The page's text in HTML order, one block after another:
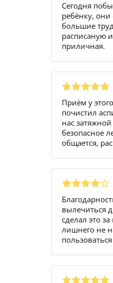
Сегодня
ребёнку, они
большие
расписаную
приличная.
Приём у
почистил
нас
безопасное
общается,
вылечиться
сделал это
лишнего не